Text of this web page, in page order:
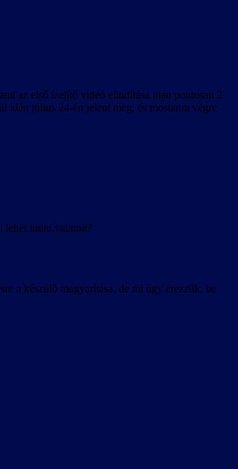
az első ízelítő videó elindítása után pontosan 2
idén július 24-én jelent meg, és mostanra végre
lehet tudni valamit?
a készülő magyarítása, de mi úgy érezzük, be